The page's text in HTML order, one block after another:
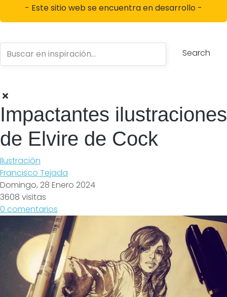
- Este sitio web se encuentra en desarrollo -
Search
Impactantes ilustraciones
de Elvire de Cock
Ilustración
Francisco Tejada
Domingo, 28 Enero 2024
3608 visitas
0 comentarios